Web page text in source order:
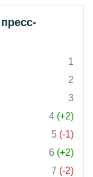
1
2
3
4 (+2)
5 (-1)
6 (+2)
7 (-2)